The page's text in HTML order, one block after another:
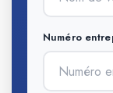
Numéro